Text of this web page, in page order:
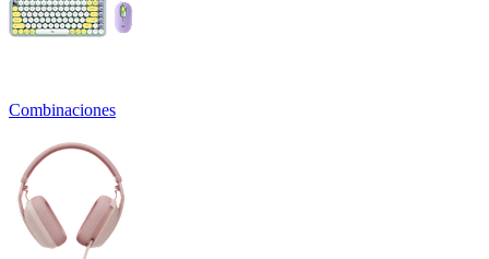
Combinaciones